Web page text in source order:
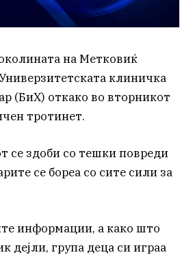
на Метковиќ
клиничка
(БиХ) откако во вторникот
тротинет.
се здоби со тешки повреди
се бореа со сите сили за
информации, а како што
дејли, група деца си играа